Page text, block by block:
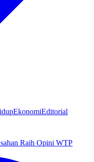
EkonomiEditorial
Raih Opini WTP